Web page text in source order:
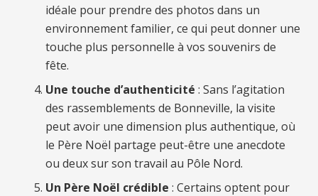
idéale pour prendre des photos dans un
environnement familier, ce qui peut donner une
touche plus personnelle à vos souvenirs de
fête.
Une touche d’authenticité : Sans l’agitation
des rassemblements de Bonneville, la visite
peut avoir une dimension plus authentique, où
le Père Noël partage peut-être une anecdote
ou deux sur son travail au Pôle Nord.
Un Père Noël crédible : Certains optent pour